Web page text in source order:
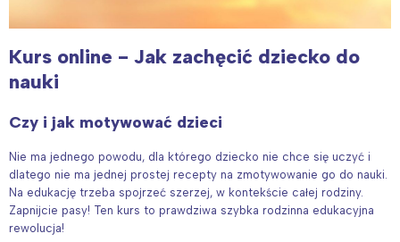
Kurs online - Jak zachęcić dziecko do
nauki
Czy i jak motywować dzieci
Nie ma jednego powodu, dla którego dziecko nie chce się uczyć i
dlatego nie ma jednej prostej recepty na zmotywowanie go do nauki.
Na edukację trzeba spojrzeć szerzej, w kontekście całej rodziny.
Zapnijcie pasy! Ten kurs to prawdziwa szybka rodzinna edukacyjna
rewolucja!
tego regionu:
Warszawa
Łódź
Śląsk
Kraków